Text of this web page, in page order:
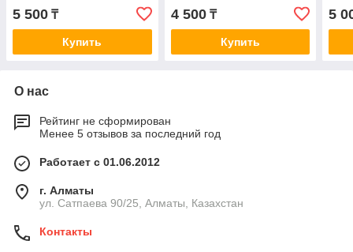
5 500 ₸
Купить
4 500₸
Купить
5
О нас
Рейтинг не сформирован
Менее 5 отзывов за последний год
Работает с 01.06.2012
г. Алматы
ул. Сатпаева 90/25, Алматы, Казахстан
Контакты